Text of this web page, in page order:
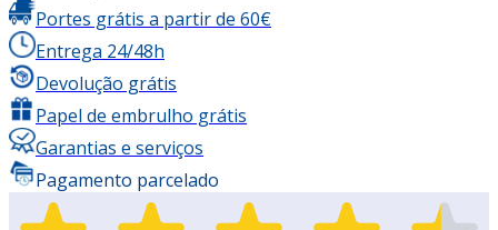
Portes grátis a partir de 60€
Entrega 24/48h
Devolução grátis
Papel de embrulho grátis
Garantias e serviços
Pagamento parcelado